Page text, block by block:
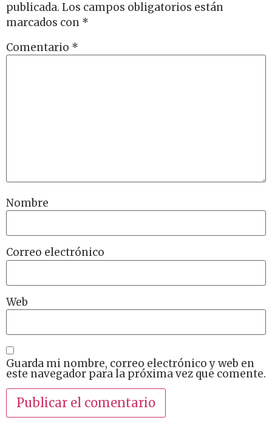
publicada. Los campos obligatorios están
marcados con *
Comentario *
Nombre
Correo electrónico
Web
Guarda mi nombre, correo electrónico y web en
este navegador para la próxima vez que comente.